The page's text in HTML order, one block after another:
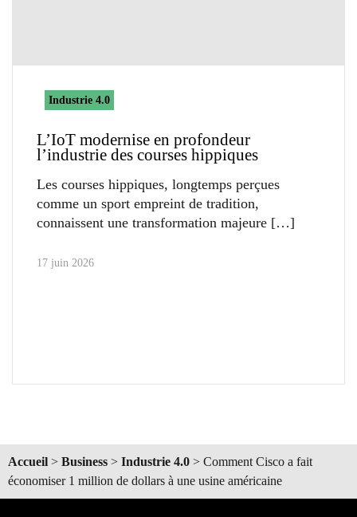
Industrie 4.0
L’IoT modernise en profondeur
l’industrie des courses hippiques
Les courses hippiques, longtemps perçues
comme un sport empreint de tradition,
connaissent une transformation majeure
17 juin 2026
Accueil > Business > Industrie 4.0 > Comment Cisco a fait
économiser 1 million de dollars à une usine américaine